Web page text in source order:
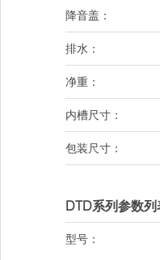
降音盖：
排水：
净重：
内槽尺寸：
包装尺寸：
DTD系列参数列
型号：